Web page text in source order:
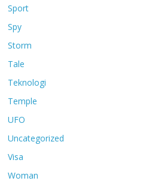
Sport
Spy
Storm
Tale
Teknologi
Temple
UFO
Uncategorized
Visa
Woman